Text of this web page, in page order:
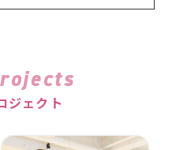
ジェクト